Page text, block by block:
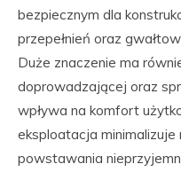
bezpiecznym dla
przepełnień oraz
Duże znaczenie ma
doprowadzającej oraz
wpływa na komfort
eksploatacja
powstawania